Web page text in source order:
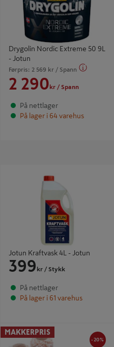
Drygolin Nordic Extreme 50 9L
- Jotun
Førpris: 2 569 kr / Spann
2 290 kr / Spann
På nettlager
På lager i 64 varehus
Jotun Kraftvask 4L - Jotun
399 kr / Stykk
På nettlager
På lager i 61 varehus
Rullesett Perfect Hus og gjerde
14cm - Jordan
-20%
MAKKERPRIS